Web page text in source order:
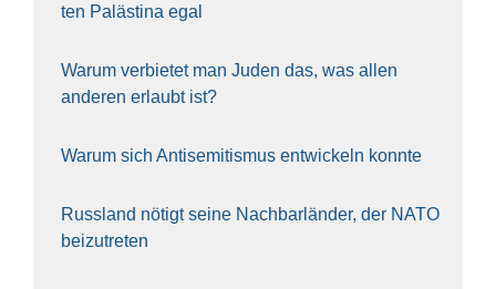
ten Paläs­ti­na egal
War­um ver­bie­tet man Juden das, was allen
ande­ren erlaubt ist?
War­um sich Anti­se­mi­tis­mus ent­wi­ckeln konn­te
Russ­land nötigt sei­ne Nach­bar­län­der, der NATO
bei­zu­tre­ten